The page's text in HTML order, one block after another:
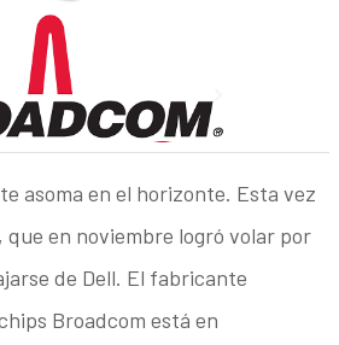
asoma en el horizonte. Esta vez
en noviembre logró volar por
de Dell. El fabricante
Broadcom está en